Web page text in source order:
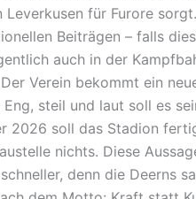
für Furore
Beiträgen – falls
auch in der
Verein bekommt ein
steil und laut soll es
2026 soll das Stadion
nichts. Diese
denn die Deerns